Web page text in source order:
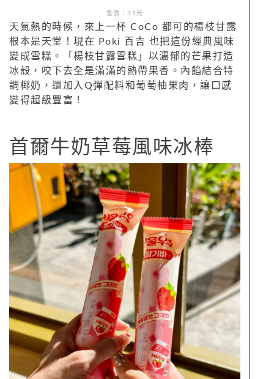
售價：35元
天氣熱的時候，來上一杯 CoCo 都可的楊枝甘露
根本是天堂！現在 Poki 百吉 也把這份經典風味
變成雪糕。「楊枝甘露雪糕」以濃郁的芒果打造
冰殼，咬下去全是滿滿的熱帶果香。內餡結合特
調椰奶，還加入Q彈配料和葡萄柚果肉，讓口感
變得超級豐富！
首爾牛奶草莓風味冰棒